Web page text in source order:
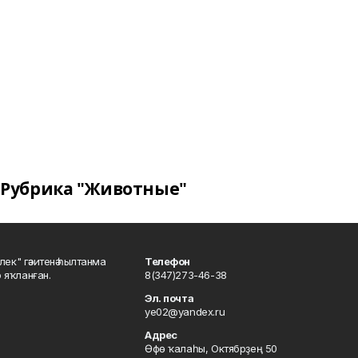
Рубрика "Животные"
гәзитенә һылтанма
яҡланған.
Телефон
8(347)273-46-38
Эл. почта
ye02@yandex.ru
Адрес
Өфө ҡалаһы, Октябрҙең 50